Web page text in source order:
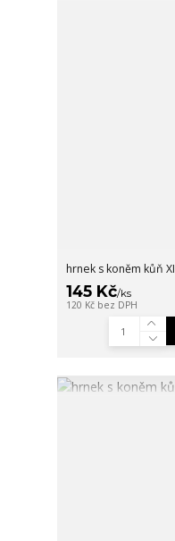
hrnek s koněm kůň XI
145 Kč/ks
120 Kč bez DPH